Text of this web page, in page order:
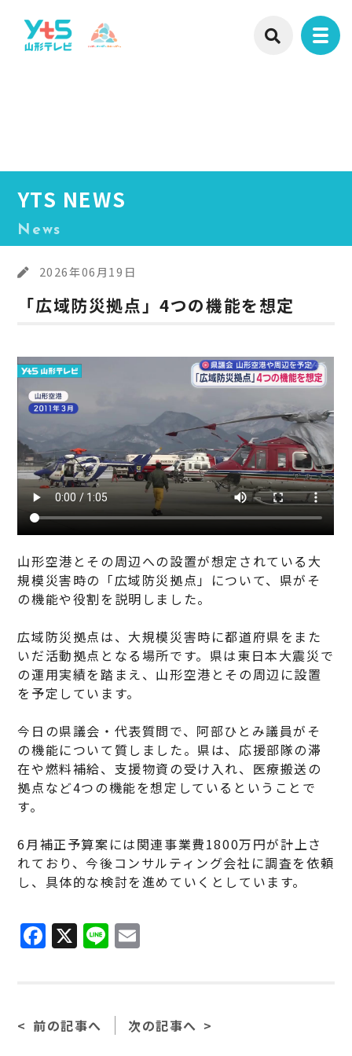
YTS NEWS
News
2026年06月19日
「広域防災拠点」4つの機能を想定
山形空港とその周辺への設置が想定されている大
規模災害時の「広域防災拠点」について、県がそ
の機能や役割を説明しました。
広域防災拠点は、大規模災害時に都道府県をまた
いだ活動拠点となる場所です。県は東日本大震災で
の運用実績を踏まえ、山形空港とその周辺に設置
を予定しています。
今日の県議会・代表質問で、阿部ひとみ議員がそ
の機能について質しました。県は、応援部隊の滞
在や燃料補給、支援物資の受け入れ、医療搬送の
拠点など4つの機能を想定しているということで
す。
6月補正予算案には関連事業費1800万円が計上さ
れており、今後コンサルティング会社に調査を依頼
し、具体的な検討を進めていくとしています。
F
a
b
X Li
n
前の記事へ 次の記事へ